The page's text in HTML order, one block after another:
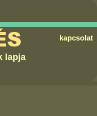
kapcsolat
lapja